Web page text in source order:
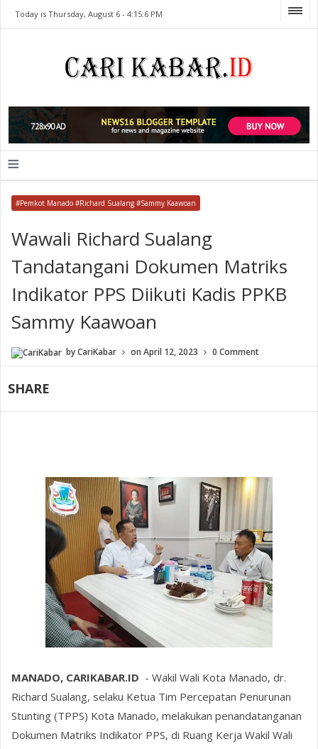
Today is Thursday, August 6 -4:15:6 PM
≡
#Pemkot Manado #Richard Sualang #Sammy Kaawoan
Wawali Richard Sualang
Tandatangani Dokumen Matriks
Indikator PPS Diikuti Kadis PPKB
Sammy Kaawoan
byCariKabar onApril 12, 2023 0 Comment
SHARE
MANADO, CARIKABAR.ID - Wakil Wali Kota Manado, dr.
Richard Sualang, selaku Ketua Tim Percepatan Penurunan
Stunting (TPPS) Kota Manado, melakukan penandatanganan
Dokumen Matriks Indikator PPS, di Ruang Kerja Wakil Wali